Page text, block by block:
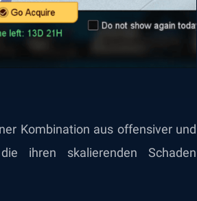
Kombination aus offensiver und
ihren skalierenden Schaden